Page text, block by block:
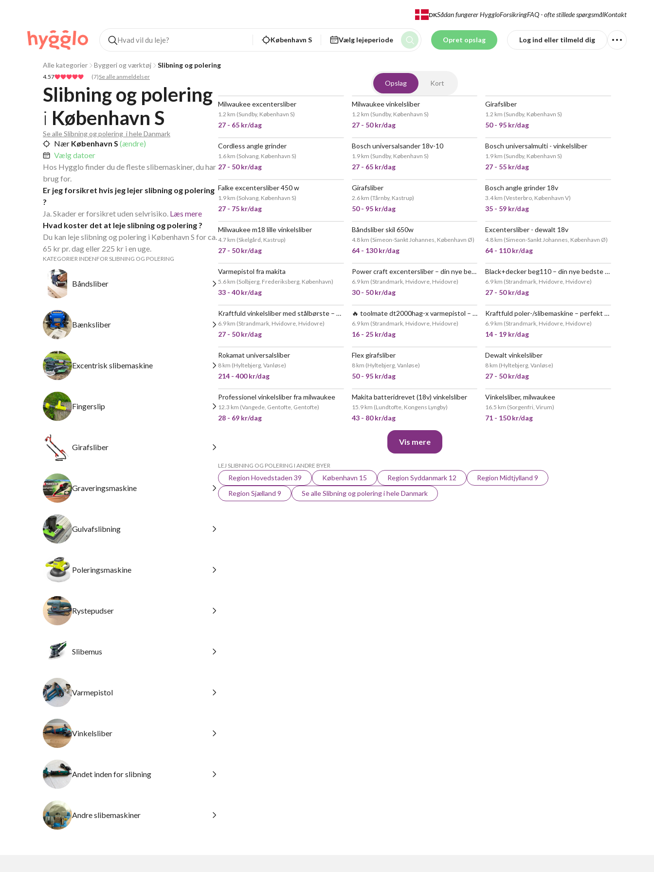
DKSådan fungerer HyggloForsikringFAQ - ofte stillede spørgsmålKontakt
København S Vælg lejeperiode Opret opslag Log ind eller tilmeld dig
Alle kategorier Byggeri og værktøj Slibning og polering
4.57 (7)Se alle anmeldelser
i København S
Se alle Slibning og polering  i hele Danmark
Nær København S (ændre)
Vælg datoer
Hos Hygglo finder du de fleste slibemaskiner, du har
brug for.
Er jeg forsikret hvis jeg lejer slibning og polering
?
Ja. Skader er forsikret uden selvrisiko. Læs mere
Hvad koster det at leje slibning og polering ?
Du kan leje slibning og polering i København S for ca.
65 kr pr. dag eller 225 kr i en uge.
KATEGORIER INDENFOR SLIBNING OG POLERING
Båndsliber
Bænksliber
Excentrisk slibemaskine
Fingerslip
Girafsliber
Graveringsmaskine
Gulvafslibning
Poleringsmaskine
Rystepudser
Slibemus
Varmepistol
Vinkelsliber
Andet inden for slibning
Andre slibemaskiner
Opslag Kort
Milwaukee excentersliber
1.2 km (Sundby, København S)
27 - 65 kr/dag
MEGET POPULÆR
Milwaukee vinkelsliber
1.2 km (Sundby, København S)
27 - 50 kr/dag
Girafsliber
1.2 km (Sundby, København S)
50 - 95 kr/dag
Cordless angle grinder
1.6 km (Solvang, København S)
27 - 50 kr/dag
Bosch universalsander 18v-10
1.9 km (Sundby, København S)
27 - 65 kr/dag
Bosch universalmulti - vinkelsliber
1.9 km (Sundby, København S)
27 - 55 kr/dag
Falke excentersliber 450 w
1.9 km (Solvang, København S)
27 - 75 kr/dag
Girafsliber
2.6 km (Tårnby, Kastrup)
50 - 95 kr/dag
MEGET POPULÆR
Bosch angle grinder 18v
3.4 km (Vesterbro, København V)
35 - 59 kr/dag
Milwaukee m18 lille vinkelsliber
4.7 km (Skelgård, Kastrup)
27 - 50 kr/dag
Båndsliber skil 650w
4.8 km (Simeon-Sankt Johannes, København Ø)
64 - 130 kr/dag
POPULÆR
Excentersliber - dewalt 18v
4.8 km (Simeon-Sankt Johannes, København Ø)
64 - 110 kr/dag
Varmepistol fra makita
5.6 km (Solbjerg, Frederiksberg, København)
33 - 40 kr/dag
Power craft excentersliber – din nye bedste ven i kampen mod ujævnheder!
6.9 km (Strandmark, Hvidovre, Hvidovre)
30 - 50 kr/dag
Black+decker beg110 – din nye bedste ven med gnister
6.9 km (Strandmark, Hvidovre, Hvidovre)
27 - 50 kr/dag
Kraftfuld vinkelsliber med stålbørste – klar til dine projekter 💪
6.9 km (Strandmark, Hvidovre, Hvidovre)
27 - 50 kr/dag
🔥 toolmate dt2000hag-x varmepistol – din nye varme ven!
6.9 km (Strandmark, Hvidovre, Hvidovre)
16 - 25 kr/dag
Kraftfuld poler-/slibemaskine – perfekt til bil og båd
6.9 km (Strandmark, Hvidovre, Hvidovre)
14 - 19 kr/dag
Rokamat universalsliber
8 km (Hyltebjerg, Vanløse)
214 - 400 kr/dag
Flex girafsliber
8 km (Hyltebjerg, Vanløse)
50 - 95 kr/dag
Dewalt vinkelsliber
8 km (Hyltebjerg, Vanløse)
27 - 50 kr/dag
MEGET POPULÆR
Professionel vinkelsliber fra milwaukee
12.3 km (Vangede, Gentofte, Gentofte)
28 - 69 kr/dag
Makita batteridrevet (18v) vinkelsliber
15.9 km (Lundtofte, Kongens Lyngby)
43 - 80 kr/dag
Vinkelsliber, milwaukee
16.5 km (Sorgenfri, Virum)
71 - 150 kr/dag
Vis mere
LEJ SLIBNING OG POLERING I ANDRE BYER
Region Hovedstaden 39 København 15 Region Syddanmark 12
Region Midtjylland 9
Region Sjælland 9
Se alle Slibning og polering i hele Danmark